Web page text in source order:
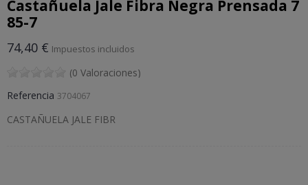
Castañuela Jale Fibra Negra Prensada 7
85-7
74,40 € Impuestos incluidos
(0 Valoraciones)
Referencia 3704067
CASTAÑUELA JALE FIBR